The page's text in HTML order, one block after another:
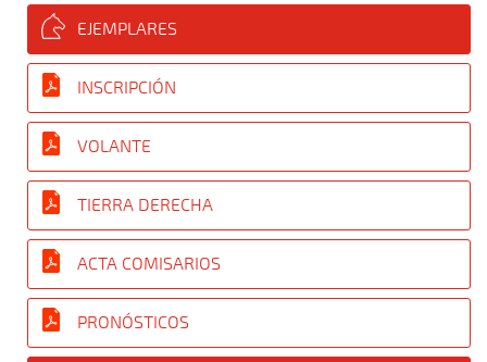
EJEMPLARES
INSCRIPCIÓN
VOLANTE
TIERRA DERECHA
ACTA COMISARIOS
PRONÓSTICOS